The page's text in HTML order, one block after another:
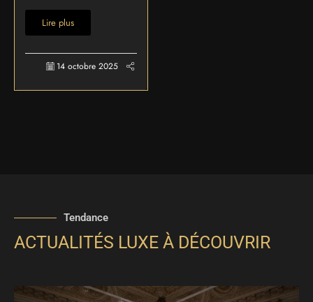
Lire plus
14 octobre 2025
Tendance
ACTUALITÉS LUXE À DÉCOUVRIR